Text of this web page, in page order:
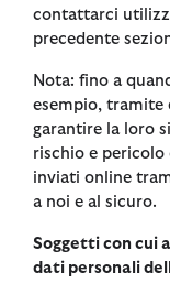
contattarci
precedente
Nota: fino a
esempio, tramite
garantire la loro
rischio e
inviati online
a noi e al sicuro.
Soggetti con cui
dati personali